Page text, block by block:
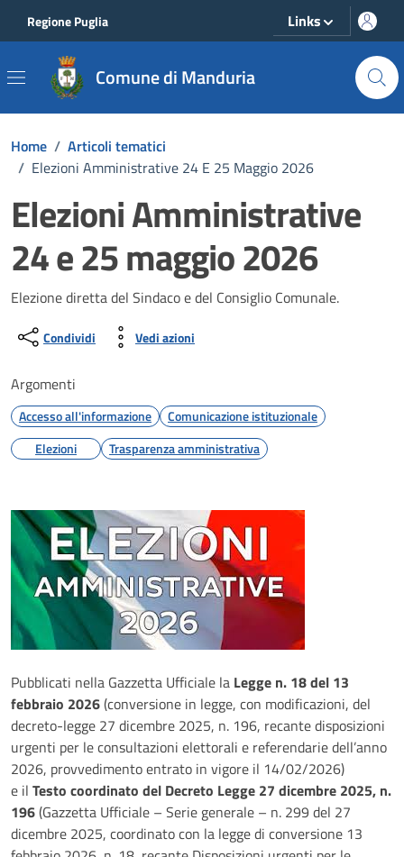
Regione Puglia Links
Comune di Manduria
Home / Articoli tematici
/ Elezioni Amministrative 24 E 25 Maggio 2026
Elezioni Amministrative
24 e 25 maggio 2026
Elezione diretta del Sindaco e del Consiglio Comunale.
Condividi Vedi azioni
Argomenti
Accesso all'informazione
Comunicazione istituzionale
Elezioni
Trasparenza amministrativa
Pubblicati nella Gazzetta Ufficiale la Legge n. 18 del 13
febbraio 2026(conversione in legge, con modificazioni, del
decreto-legge 27 dicembre 2025, n. 196, recante disposizioni
urgenti per le consultazioni elettorali e referendarie dell’anno
2026, provvedimento entrato in vigore il 14/02/2026)
e il Testo coordinato del Decreto Legge 27 dicembre 2025, n.
196(Gazzetta Ufficiale – Serie generale – n. 299 del 27
dicembre 2025, coordinato con la legge di conversione 13